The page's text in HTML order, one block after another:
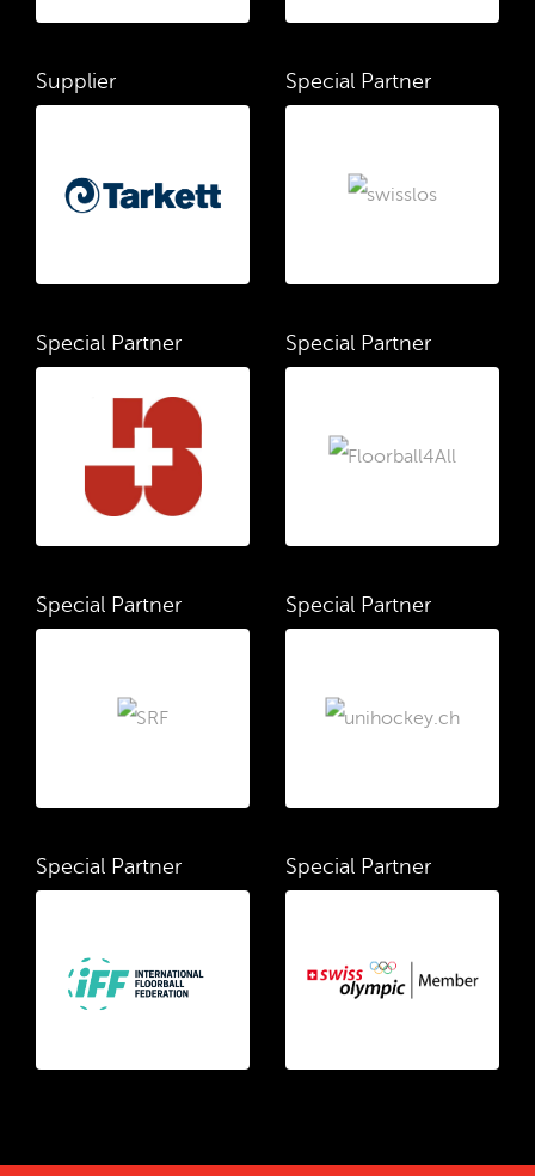
Supplier Special Partner
Special Partner Special Partner
Special Partner Special Partner
Special Partner Special Partner